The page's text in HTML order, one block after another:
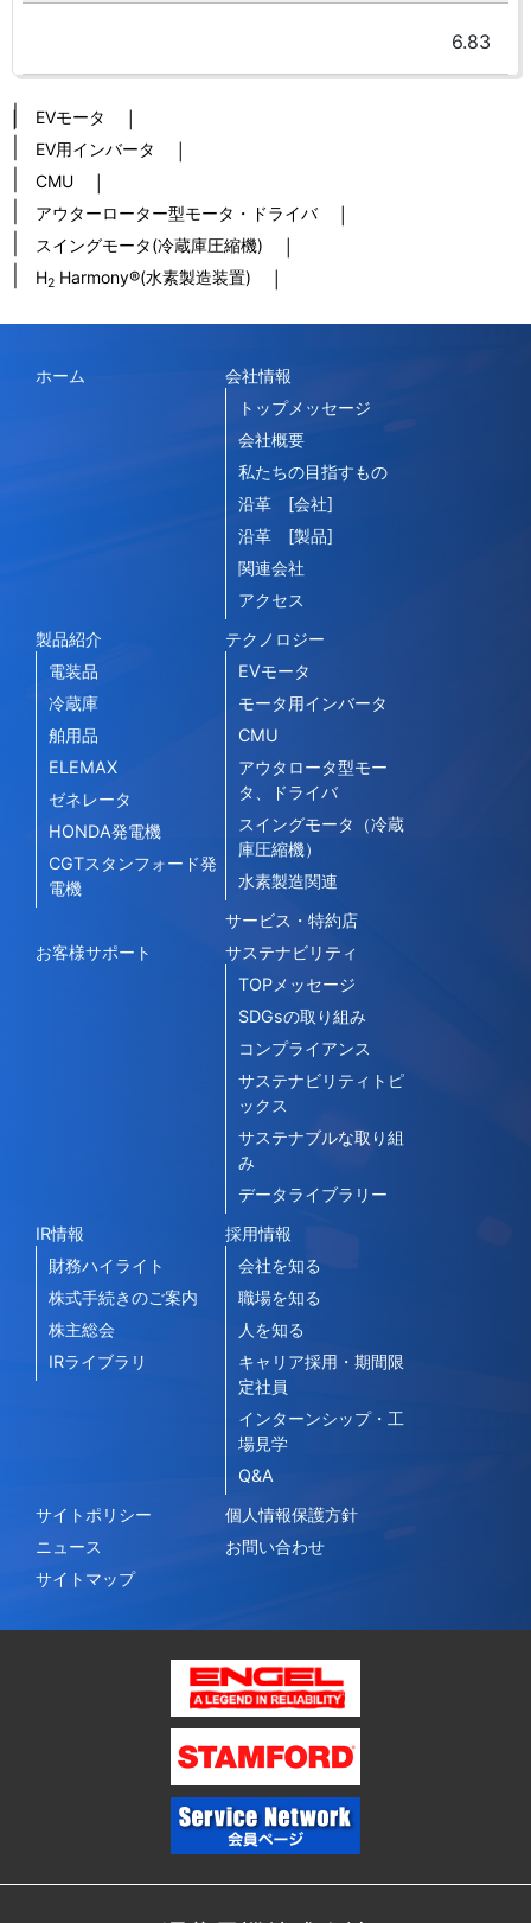
6.83
EVモータ
EV用インバータ
CMU
アウターローター型モータ・ドライバ
スイングモータ(冷蔵庫圧縮機)
H2 Harmony®(水素製造装置)
ホーム
会社情報
トップメッセージ
会社概要
私たちの目指すもの
沿革 [会社]
沿革 [製品]
関連会社
アクセス
製品紹介
電装品
冷蔵庫
舶用品
ELEMAX
ゼネレータ
HONDA発電機
CGTスタンフォード発
電機
テクノロジー
EVモータ
モータ用インバータ
CMU
アウタロータ型モー
タ、ドライバ
スイングモータ（冷蔵
庫圧縮機）
水素製造関連
サービス・特約店
お客様サポート
サステナビリティ
TOPメッセージ
SDGsの取り組み
コンプライアンス
サステナビリティトピ
ックス
サステナブルな取り組
み
データライブラリー
IR情報
財務ハイライト
株式手続きのご案内
株主総会
IRライブラリ
採用情報
会社を知る
職場を知る
人を知る
キャリア採用・期間限
定社員
インターンシップ・工
場見学
Q&A
サイトポリシー
個人情報保護方針
ニュース
お問い合わせ
サイトマップ